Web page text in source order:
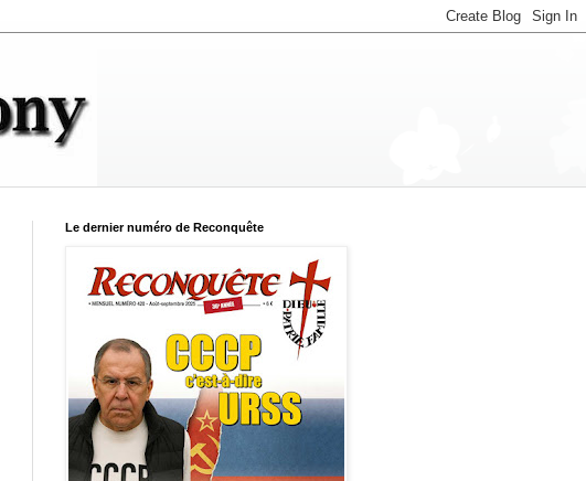
Le dernier numéro de Reconquête